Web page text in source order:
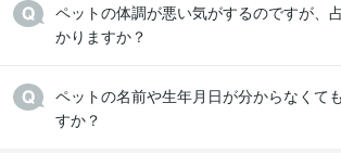
ペットの体調が悪い気がするのですが、
かりますか？
ペットの名前や生年月日が分からなくて
すか？